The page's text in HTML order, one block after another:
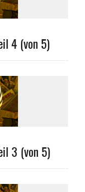
4 (von 5)
3 (von 5)